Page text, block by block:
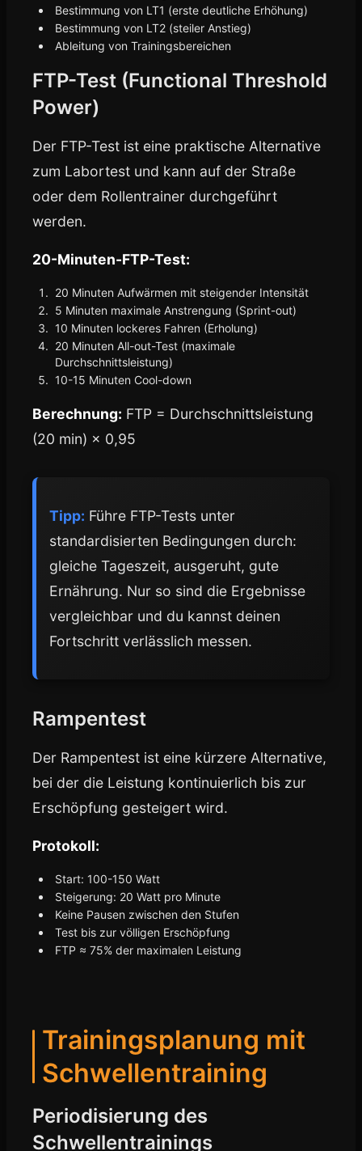
Bestimmung von LT1 (erste deutliche Erhöhung)
Bestimmung von LT2 (steiler Anstieg)
Ableitung von Trainingsbereichen
FTP-Test (Functional Threshold
Power)
Der FTP-Test ist eine praktische Alternative
zum Labortest und kann auf der Straße
oder dem Rollentrainer durchgeführt
werden.
20-Minuten-FTP-Test:
20 Minuten Aufwärmen mit steigender Intensität
5 Minuten maximale Anstrengung (Sprint-out)
10 Minuten lockeres Fahren (Erholung)
20 Minuten All-out-Test (maximale
Durchschnittsleistung)
10-15 Minuten Cool-down
Berechnung: FTP = Durchschnittsleistung
(20 min) × 0,95
Tipp: Führe FTP-Tests unter
standardisierten Bedingungen durch:
gleiche Tageszeit, ausgeruht, gute
Ernährung. Nur so sind die Ergebnisse
vergleichbar und du kannst deinen
Fortschritt verlässlich messen.
Rampentest
Der Rampentest ist eine kürzere Alternative,
bei der die Leistung kontinuierlich bis zur
Erschöpfung gesteigert wird.
Protokoll:
Start: 100-150 Watt
Steigerung: 20 Watt pro Minute
Keine Pausen zwischen den Stufen
Test bis zur völligen Erschöpfung
FTP ≈ 75% der maximalen Leistung
Trainingsplanung mit
Schwellentraining
Periodisierung des
Schwellentrainings